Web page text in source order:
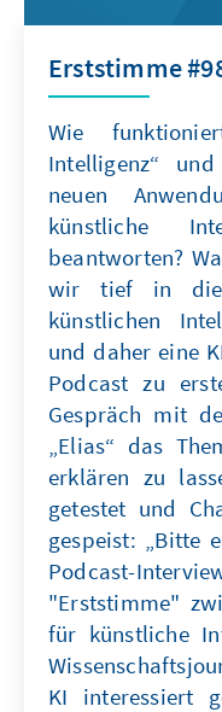
Erststimme
Wie
Intelligenz“
neuen
künstliche
beantworten?
wir tief in die
künstlichen
und daher eine
Podcast zu
Gespräch mit
„Elias“ das
erklären zu
getestet und
gespeist: „Bitte
Podcast-
"Erststimme"
für künstliche
KI interessiert